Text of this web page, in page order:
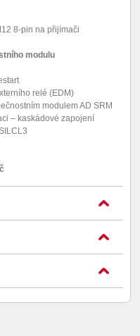
8-pin na přijímači
modulu
relé (EDM)
modulem AD SRM
– kaskádové zapojení